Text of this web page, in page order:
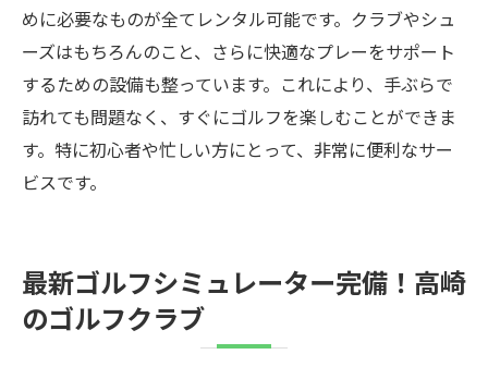
めに必要なものが全てレンタル可能です。クラブやシュ
ーズはもちろんのこと、さらに快適なプレーをサポート
するための設備も整っています。これにより、手ぶらで
訪れても問題なく、すぐにゴルフを楽しむことができま
す。特に初心者や忙しい方にとって、非常に便利なサー
ビスです。
最新ゴルフシミュレーター完備！高崎
のゴルフクラブ